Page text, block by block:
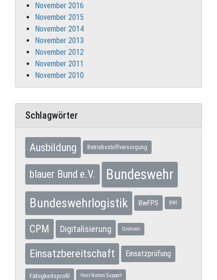
November 2016
November 2015
November 2014
November 2013
November 2012
November 2011
November 2010
Schlagwörter
Ausbildung Betriebsstoffversorgung
blauer Bund e.V. Bundeswehr
Bundeswehrlogistik BwFPS BWI
CPM Digitalisierung Drohnen
Einsatzbereitschaft Einsatzprüfung
Fähigkeitsprofil Host Nation Support